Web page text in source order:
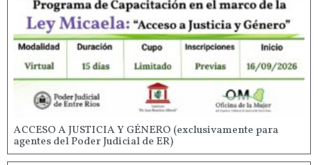
ACCESO A JUSTICIA Y GÉNERO (exclusivamente para
agentes del Poder Judicial de ER)